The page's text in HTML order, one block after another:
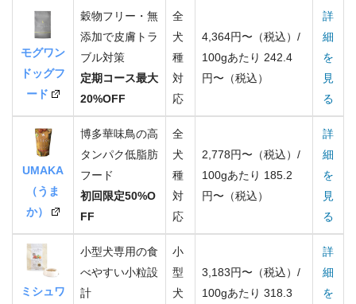
モグワン
ドッグフ
ード
穀物フリー・無
添加で皮膚トラ
ブル対策
定期コース最大
20%OFF
全
犬
種
対
応
4,364円〜（税込）/
100gあたり 242.4
円〜（税込）
詳
細
を
見
る
UMAKA
（うま
か）
博多華味鳥の高
タンパク低脂肪
フード
初回限定50%O
FF
全
犬
種
対
応
2,778円〜（税込）/
100gあたり 185.2
円〜（税込）
詳
細
を
見
る
ミシュワ
小型犬専用の食
べやすい小粒設
計
小
型
犬
3,183円〜（税込）/
100gあたり 318.3
詳
細
を